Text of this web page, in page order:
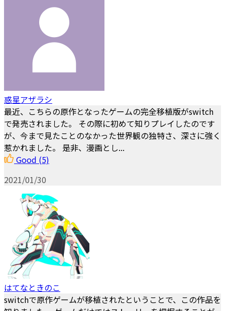
惑星アザラシ
最近、こちらの原作となったゲームの完全移植版がswitch
で発売されました。 その際に初めて知りプレイしたのです
が、今まで見たことのなかった世界観の独特さ、深さに強く
惹かれました。 是非、漫画とし...
Good (5)
2021/01/30
はてなときのこ
switchで原作ゲームが移植されたということで、この作品を